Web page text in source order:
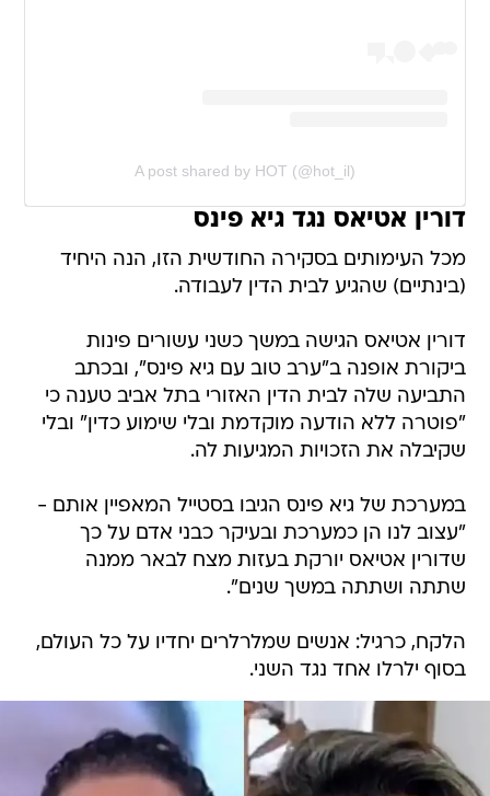
A post shared by HOT (@hot_il)
דורין אטיאס נגד גיא פינס
מכל העימותים בסקירה החודשית הזו, הנה היחיד
(בינתיים) שהגיע לבית הדין לעבודה.
דורין אטיאס הגישה במשך כשני עשורים פינות
ביקורת אופנה ב"ערב טוב עם גיא פינס", ובכתב
התביעה שלה לבית הדין האזורי בתל אביב טענה כי
"פוטרה ללא הודעה מוקדמת ובלי שימוע כדין" ובלי
שקיבלה את הזכויות המגיעות לה.
במערכת של גיא פינס הגיבו בסטייל המאפיין אותם -
"עצוב לנו הן כמערכת ובעיקר כבני אדם על כך
שדורין אטיאס יורקת בעזות מצח לבאר ממנה
שתתה ושתתה במשך שנים".
הלקח, כרגיל: אנשים שמלרלרים יחדיו על כל העולם,
בסוף ילרלו אחד נגד השני.